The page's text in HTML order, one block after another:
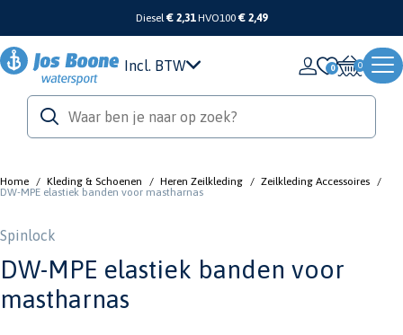
Diesel€ 2,31 HVO100 € 2,49
Incl. BTW 0
Home / Kleding & Schoenen / Heren Zeilkleding / Zeilkleding Accessoires /
DW-MPE elastiek banden voor mastharnas
Spinlock
DW-MPE elastiek banden voor
mastharnas